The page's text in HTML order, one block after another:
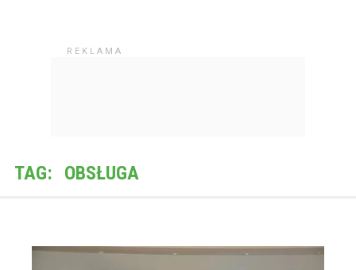
TAG: OBSŁUGA